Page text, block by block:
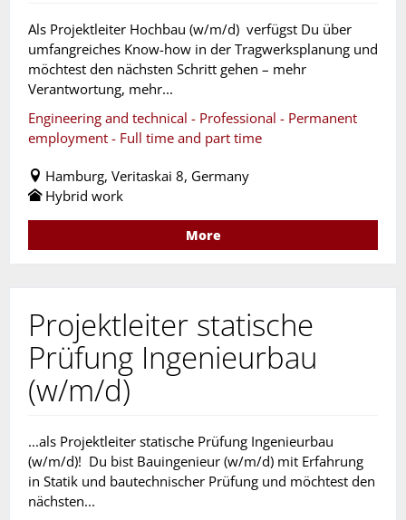
Als Projektleiter Hochbau (w/m/d) verfügst Du über
umfangreiches Know-how in der Tragwerksplanung und
möchtest den nächsten Schritt gehen – mehr
Verantwortung, mehr...
Engineering and technical - Professional - Permanent
employment - Full time and part time
Hamburg, Veritaskai 8, Germany
Hybrid work
More
Projektleiter statische
Prüfung Ingenieurbau
(w/m/d)
...als Projektleiter statische Prüfung Ingenieurbau
(w/m/d)! Du bist Bauingenieur (w/m/d) mit Erfahrung
in Statik und bautechnischer Prüfung und möchtest den
nächsten...